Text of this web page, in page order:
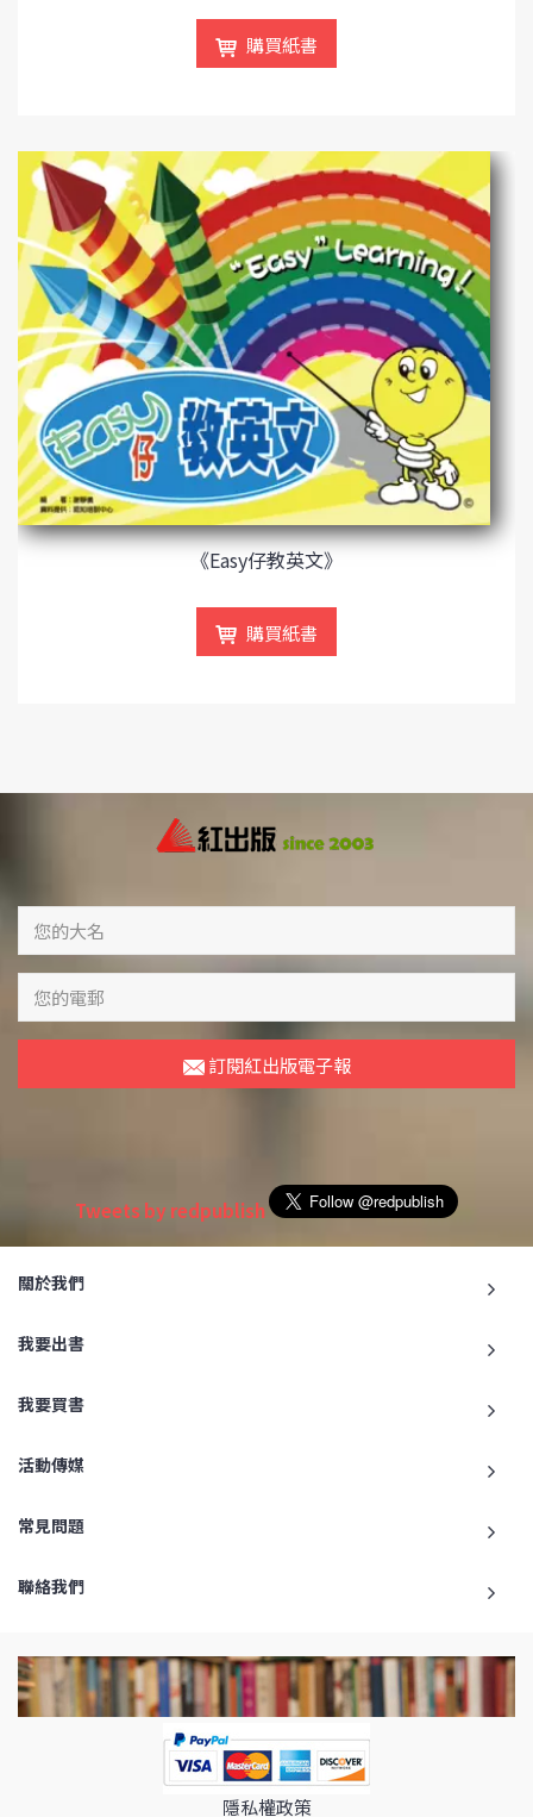
購買紙書
《Easy仔教英文》
購買紙書
訂閱紅出版電子報
Tweets by redpublish
關於我們
我要出書
我要買書
活動傳媒
常見問題
聯絡我們
隱私權政策